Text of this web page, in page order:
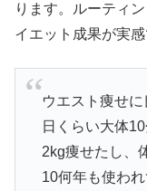
ります。ルーティ
イエット成果が実感
ウエスト痩せ
日くらい大体
2kg痩せたし、
10何年も使わ